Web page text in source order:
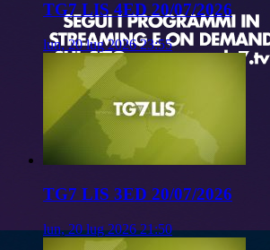
TG7 LIS 4ED 20/07/2026
lun, 20 lug 2026 23:55
TG7 LIS 3ED 20/07/2026
lun, 20 lug 2026 21:50